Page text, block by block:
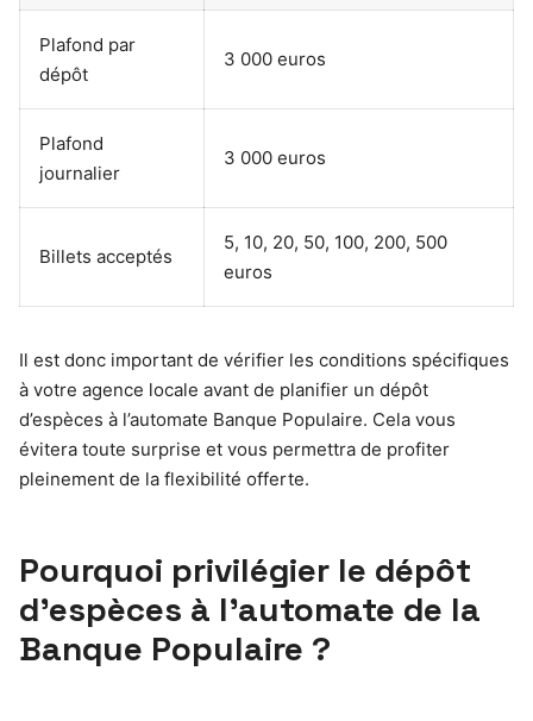
Plafond par
dépôt
3 000 euros
Plafond
journalier
3 000 euros
Billets acceptés
5, 10, 20, 50, 100, 200, 500
euros
Il est donc important de vérifier les conditions spécifiques
à votre agence locale avant de planifier un dépôt
d’espèces à l’automate Banque Populaire. Cela vous
évitera toute surprise et vous permettra de profiter
pleinement de la flexibilité offerte.
Pourquoi privilégier le dépôt
d’espèces à l’automate de la
Banque Populaire ?